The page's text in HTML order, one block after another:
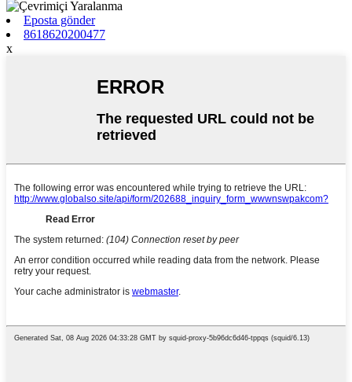
Eposta gönder
8618620200477
x